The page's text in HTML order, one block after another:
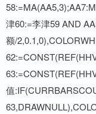
津60:=李津59 AND
额/
值